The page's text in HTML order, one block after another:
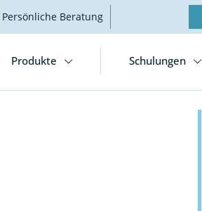
Persönliche Beratung
Produkte Schulungen